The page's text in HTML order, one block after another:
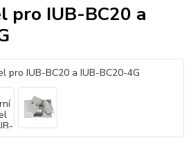
pro IUB-BC20 a